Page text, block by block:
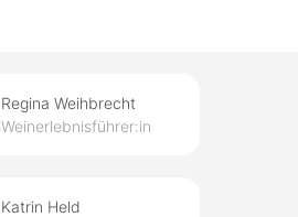
Regina Weihbrecht
Weinerlebnisführer:in
Katrin Held